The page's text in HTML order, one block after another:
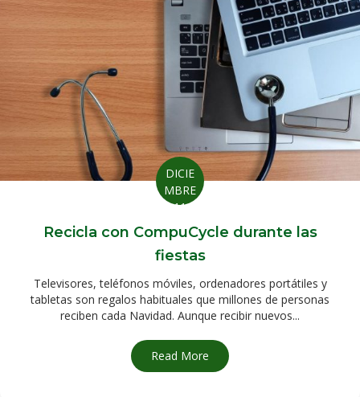
DICIE
MBRE
11
Recicla con CompuCycle durante las
fiestas
Televisores, teléfonos móviles, ordenadores portátiles y
tabletas son regalos habituales que millones de personas
reciben cada Navidad. Aunque recibir nuevos...
Read More about Recicla con